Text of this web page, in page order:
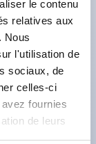
le contenu
relatives aux
Nous
l'utilisation de
sociaux, de
celles-ci
fournies
de leurs
traversante
/
de
: -40 °C à
manœuvre :